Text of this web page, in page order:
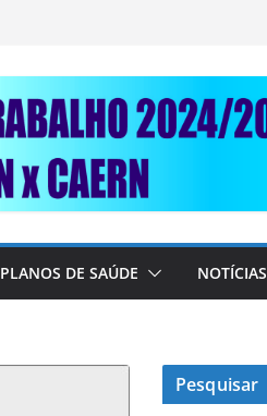
PLANOS DE SAÚDE NOTÍCIAS
Pesquisar